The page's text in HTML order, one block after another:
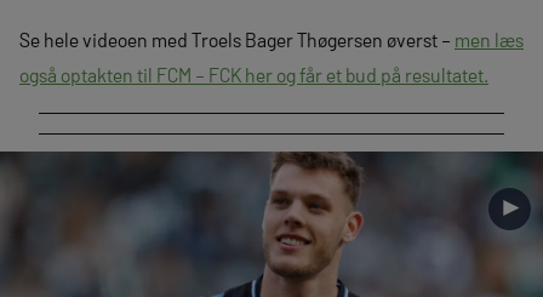
Se hele videoen med Troels Bager Thøgersen øverst – men læs
også optakten til FCM – FCK her og får et bud på resultatet.
►